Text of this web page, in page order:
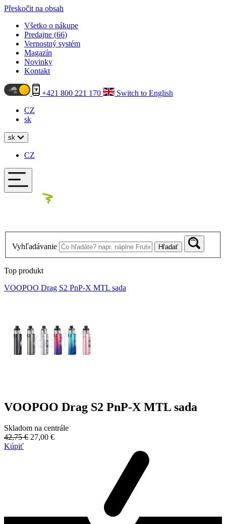
Přeskočit na obsah
Všetko o nákupe
Predajne (66)
Vernostný systém
Magazín
Novinky
Kontakt
+421 800 221 170
Switch to English
CZ
sk
sk
CZ
Vyhľadávanie Hľadať
Top produkt
VOOPOO Drag S2 PnP-X MTL sada
VOOPOO Drag S2 PnP-X MTL sada
Skladom na centrále
42,75 € 27,00 €
Kúpiť